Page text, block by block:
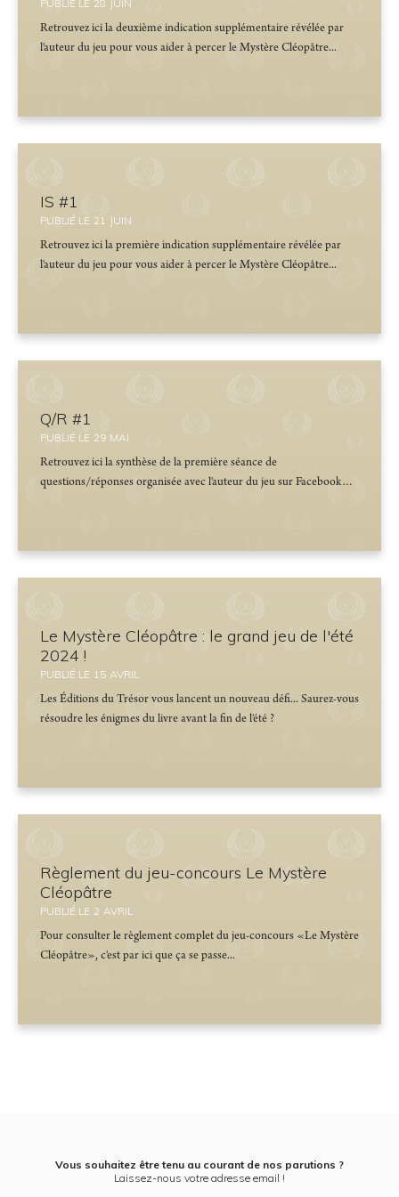
PUBLIÉ LE 28 JUIN
Retrouvez ici la deuxième indication supplémentaire révélée par
l'auteur du jeu pour vous aider à percer le Mystère Cléopâtre...
IS #1
PUBLIÉ LE 21 JUIN
Retrouvez ici la première indication supplémentaire révélée par
l'auteur du jeu pour vous aider à percer le Mystère Cléopâtre...
Q/R #1
PUBLIÉ LE 29 MAI
Retrouvez ici la synthèse de la première séance de
questions/réponses organisée avec l'auteur du jeu sur Facebook…
Le Mystère Cléopâtre : le grand jeu de l'été
2024 !
PUBLIÉ LE 15 AVRIL
Les Éditions du Trésor vous lancent un nouveau défi... Saurez-vous
résoudre les énigmes du livre avant la fin de l'été ?
Règlement du jeu-concours Le Mystère
Cléopâtre
PUBLIÉ LE 2 AVRIL
Pour consulter le règlement complet du jeu-concours «Le Mystère
Cléopâtre», c'est par ici que ça se passe...
Vous souhaitez être tenu au courant de nos parutions ?
Laissez-nous votre adresse email !